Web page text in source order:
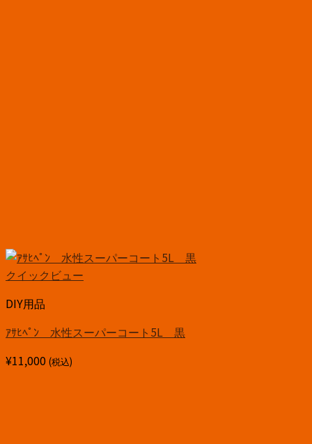
クイックビュー
DIY用品
ｱｻﾋﾍﾟﾝ 水性スーパーコート5L 黒
¥11,000 (税込)